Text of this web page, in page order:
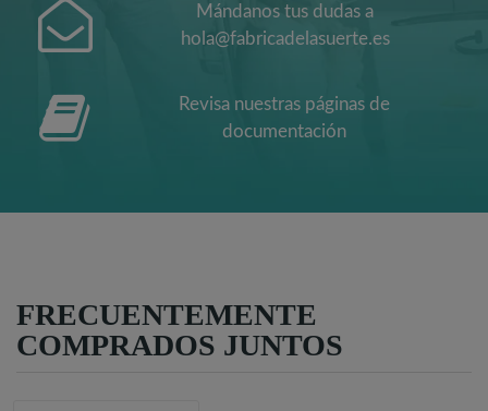
Mándanos tus dudas a
hola@fabricadelasuerte.es
Revisa nuestras páginas de
documentación
FRECUENTEMENTE
COMPRADOS JUNTOS